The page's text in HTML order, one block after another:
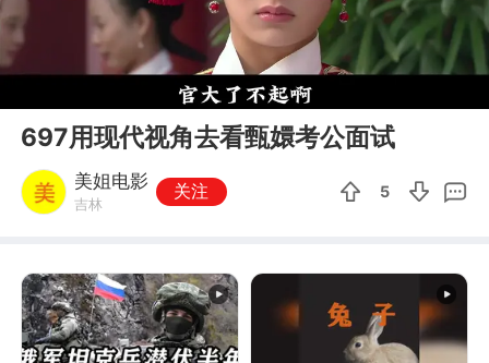
697用现代视角去看甄嬛考公面试
美姐电影
吉林
关注 5